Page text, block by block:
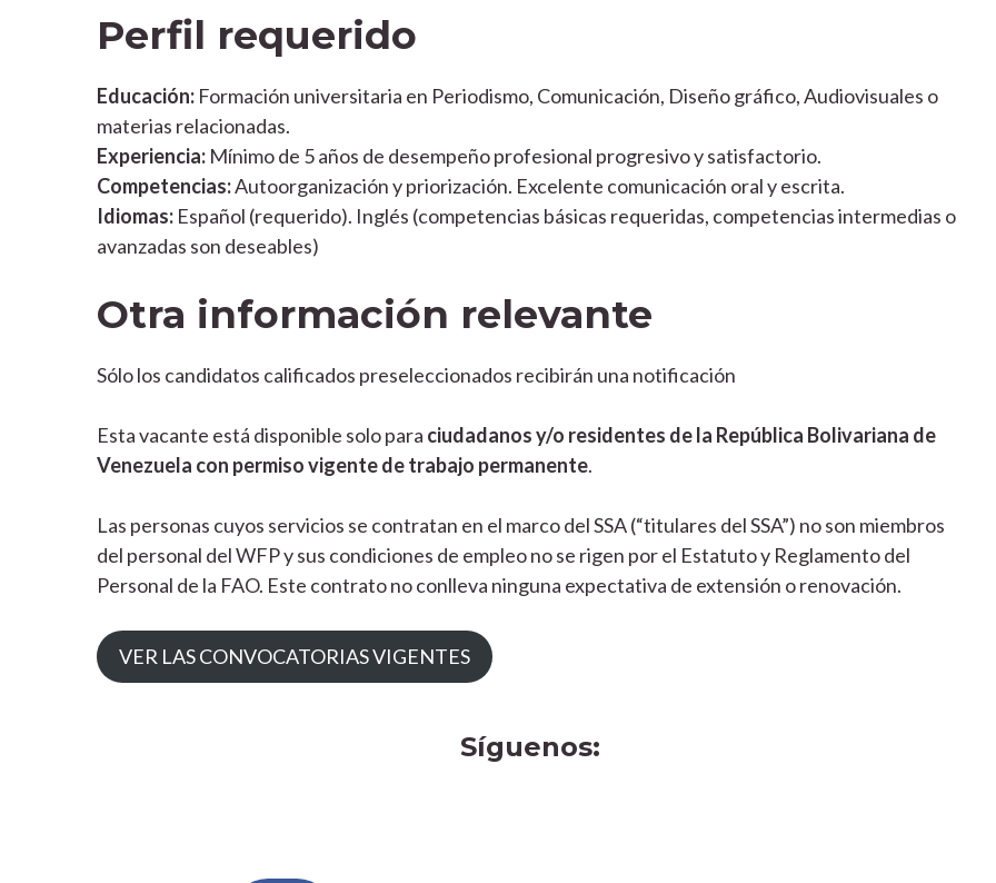
Perfil requerido
Educación: Formación universitaria en Periodismo, Comunicación, Diseño gráfico, Audiovisuales o
materias relacionadas.
Experiencia: Mínimo de 5 años de desempeño profesional progresivo y satisfactorio.
Competencias:Autoorganización y priorización. Excelente comunicación oral y escrita.
Idiomas: Español (requerido). Inglés (competencias básicas requeridas, competencias intermedias o
avanzadas son deseables)
Otra información relevante
Sólo los candidatos calificados preseleccionados recibirán una notificación
Esta vacante está disponible solo para ciudadanos y/o residentes de la República Bolivariana de
Venezuela con permiso vigente de trabajo permanente.
Las personas cuyos servicios se contratan en el marco del SSA (“titulares del SSA”) no son miembros
del personal del WFP y sus condiciones de empleo no se rigen por el Estatuto y Reglamento del
Personal de la FAO. Este contrato no conlleva ninguna expectativa de extensión o renovación.
VER LAS CONVOCATORIAS VIGENTES
Síguenos: